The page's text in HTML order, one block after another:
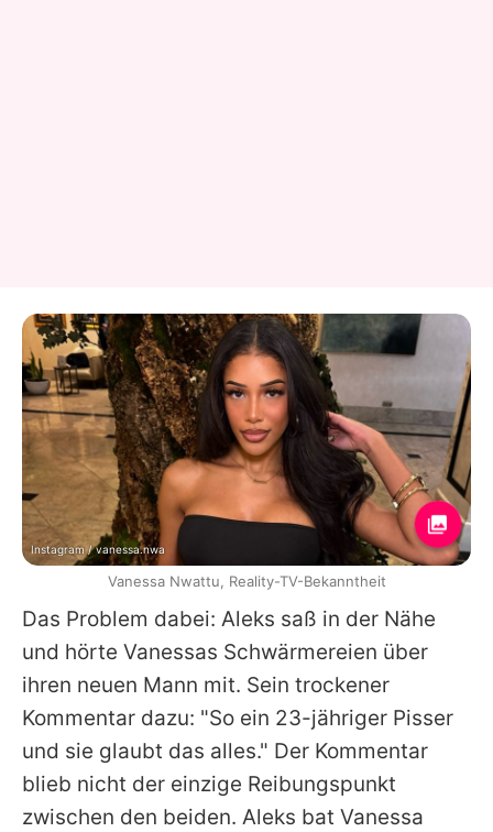
Das Problem dabei: Aleks saß in der Nähe
und hörte Vanessas Schwärmereien über
ihren neuen Mann mit. Sein trockener
Kommentar dazu: "So ein 23-jähriger Pisser
und sie glaubt das alles." Der Kommentar
blieb nicht der einzige Reibungspunkt
zwischen den beiden. Aleks bat Vanessa
Instagram / vanessa.nwa
Vanessa Nwattu, Reality-TV-Bekanntheit